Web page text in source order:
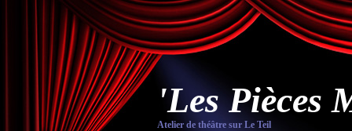
'Les Pièces
Atelier de théâtre sur Le Teil